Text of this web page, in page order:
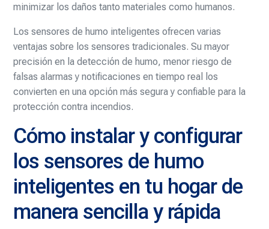
minimizar los daños tanto materiales como humanos.
Los sensores de humo inteligentes ofrecen varias
ventajas sobre los sensores tradicionales. Su mayor
precisión en la detección de humo, menor riesgo de
falsas alarmas y notificaciones en tiempo real los
convierten en una opción más segura y confiable para la
protección contra incendios.
Cómo instalar y configurar
los sensores de humo
inteligentes en tu hogar de
manera sencilla y rápida